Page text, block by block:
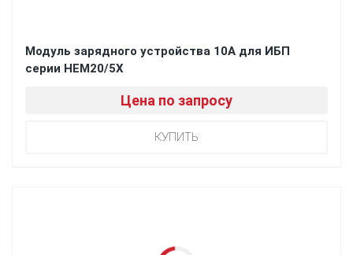
Модуль зарядного устройства 10А для ИБП
серии HEM20/5X
Цена по запросу